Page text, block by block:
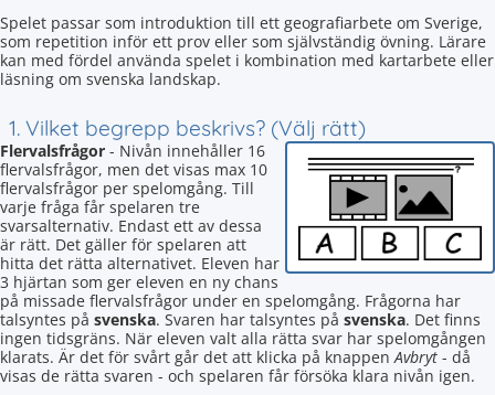
Spelet passar som introduktion till ett geografiarbete om Sverige,
som repetition inför ett prov eller som självständig övning. Lärare
kan med fördel använda spelet i kombination med kartarbete eller
läsning om svenska landskap.
1. Vilket begrepp beskrivs? (Välj rätt)
Flervalsfrågor - Nivån innehåller 16
flervalsfrågor, men det visas max 10
flervalsfrågor per spelomgång. Till
varje fråga får spelaren tre
svarsalternativ. Endast ett av dessa
är rätt. Det gäller för spelaren att
hitta det rätta alternativet. Eleven har
3 hjärtan som ger eleven en ny chans
på missade flervalsfrågor under en spelomgång. Frågorna har
talsyntes på svenska. Svaren har talsyntes på svenska. Det finns
ingen tidsgräns. När eleven valt alla rätta svar har spelomgången
klarats. Är det för svårt går det att klicka på knappenAvbryt - då
visas de rätta svaren - och spelaren får försöka klara nivån igen.